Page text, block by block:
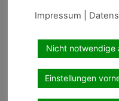
Impressum
Nicht notwendige
Einstellungen